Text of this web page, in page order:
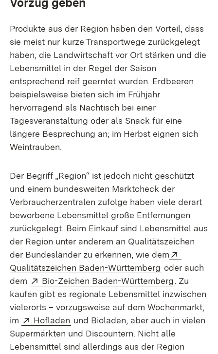
Produkte aus der Region haben den Vorteil, dass
sie meist nur kurze Transportwege zurückgelegt
haben, die Landwirtschaft vor Ort stärken und die
Lebensmittel in der Regel der Saison
entsprechend reif geerntet wurden. Erdbeeren
beispielsweise bieten sich im Frühjahr
hervorragend als Nachtisch bei einer
Tagesveranstaltung oder als Snack für eine
längere Besprechung an; im Herbst eignen sich
Weintrauben.
Der Begriff „Region“ ist jedoch nicht geschützt
und einem bundesweiten Marktcheck der
Verbraucherzentralen zufolge haben viele derart
beworbene Lebensmittel große Entfernungen
zurückgelegt. Beim Einkauf sind Lebensmittel aus
der Region unter anderem an Qualitätszeichen
der Bundesländer zu erkennen, wie dem
Qualitätszeichen Baden-Württemberg (Öffnet in
oder auch
dem
Extern:
Bio-Zeichen Baden-Württemberg (Öffnet in
. Zu
kaufen gibt es regionale Lebensmittel inzwischen
vielerorts – vorzugsweise auf dem Wochenmarkt,
im
Extern:
Hofladen (Öffnet in neuem Fenster)
und Bioladen, aber auch in vielen
Supermärkten und Discountern. Nicht alle
Lebensmittel sind allerdings aus der Region